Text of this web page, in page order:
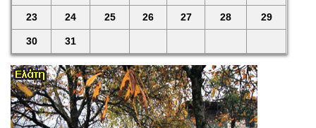
23 24 25 26 27 28 29
30 31